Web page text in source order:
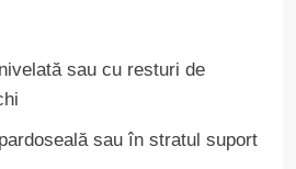
sau cu resturi de
sau în stratul suport